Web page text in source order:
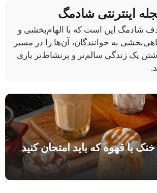
اینترنتی شادمگ
شادمگ این است که با الهام‌بخشی و
به خوانندگان، آن‌ها را در مسیر
یک زندگی سالم‌تر و پرنشاط‌تر یاری